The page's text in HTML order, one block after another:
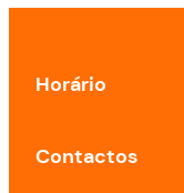
Horário
Contactos